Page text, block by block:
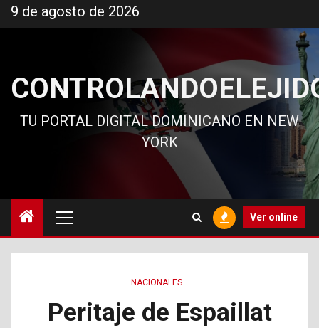
al
9 de agosto de 2026
TU PORTAL DIGITAL DOMINICANO EN NEW
YORK
principal
Ver online
NACIONALES
Peritaje de Espaillat